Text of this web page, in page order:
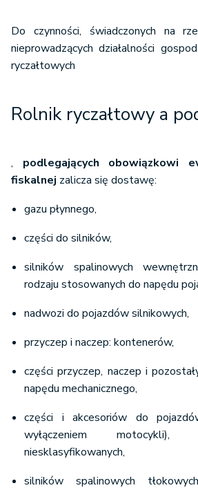
Do czynności, świadczonych na
nieprowadzących działalności
ryczałtowych
Rolnik ryczałtowy a
, podlegających obowiązkowi
fiskalnej zalicza się dostawę:
gazu płynnego,
części do silników,
silników spalinowych
rodzaju stosowanych do napędu
nadwozi do pojazdów silnikowych,
przyczep i naczep: kontenerów,
części przyczep, naczep i
napędu mechanicznego,
części i akcesoriów do
wyłączeniem
niesklasyfikowanych,
silników spalinowych